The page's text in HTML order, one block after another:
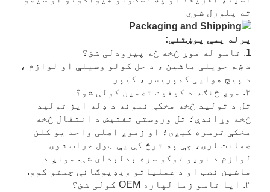
ته پلورل شوي
پرله پسې پوښتنې:
1. تاسو له موږ څخه څه پیرودلی شئ؟
د ښه حویلی ماشین ، د حل کولو وسیلې او لوازم ،
د پیچ هوایی کمپریسر ، کیپر
۲. موږ څنګه د کیفیت تضمین کولی شو؟
تل د تولید څخه مخکې نمونه د ډله ایز تولید
څخه وړاندې؛ تل وروستی تفتیش د انتقال څخه
مخکې ترسره کیږی؛ او زموږ اصلی واحد یو کلن
ضمانت لری، چې په ترڅ کې یې ټول خراب شوی
لوازم د نویو توکو سره بدلېدای شی. مونږ د
ماشین نصب او د عملیاتو ویډیوګانې چمتو کوو.
۳. ایا تاسو زما لپاره OEM کولی شئ؟